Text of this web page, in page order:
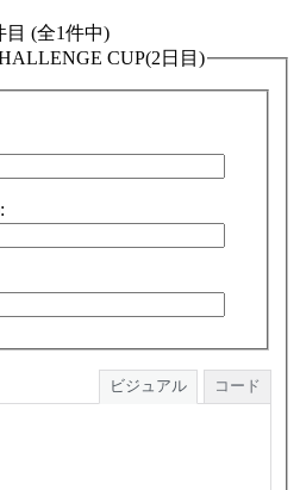
目 (全1件中)
CUP(2日目)
ビジュアル コード